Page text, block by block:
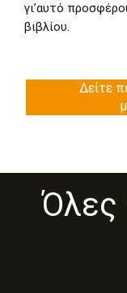
γι’αυτό
βιβλίου.
Δείτε
Όλες